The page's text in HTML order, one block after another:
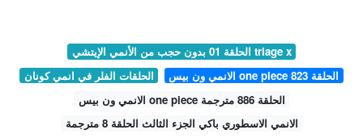
الحلقة 01 بدون حجب من الأنمي الإيتشي triage x
الحلقات الفلر في انمي كونان
الانمي ون بيس one piece الحلقة 823
الانمي ون بيس one piece الحلقة 886 مترجمة
الانمي الاسطوري باكي الجزء الثالث الحلقة 8 مترجمة